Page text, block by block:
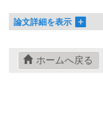
論文詳細を表示
ホームへ戻る